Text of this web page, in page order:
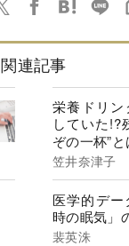
関連記事
栄養ドリ
していた!?
ぞの一杯”と
笠井奈津子
医学的デ
時の眠気」
裴英洙